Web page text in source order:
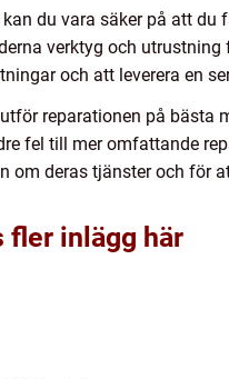
du vara säker på att
verktyg och
och att leverera en
reparationen på bästa
fel till mer omfattande
om deras tjänster och för
fler inlägg här